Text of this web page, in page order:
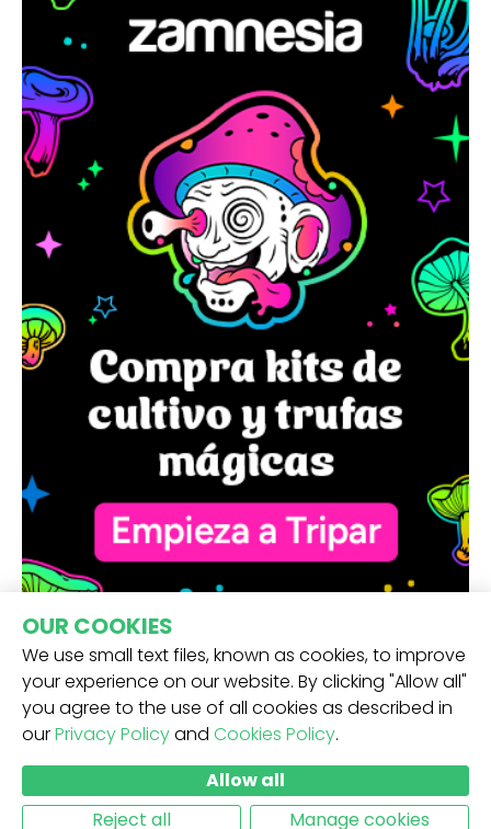
RECIBE NUESTRA NEWSLETTER -
ENVIAR
OUR COOKIES
We use small text files, known as cookies, to improve
your experience on our website. By clicking "Allow all"
you agree to the use of all cookies as described in
ourPrivacy Policyand Cookies Policy.
Allow all
Reject all
Manage cookies